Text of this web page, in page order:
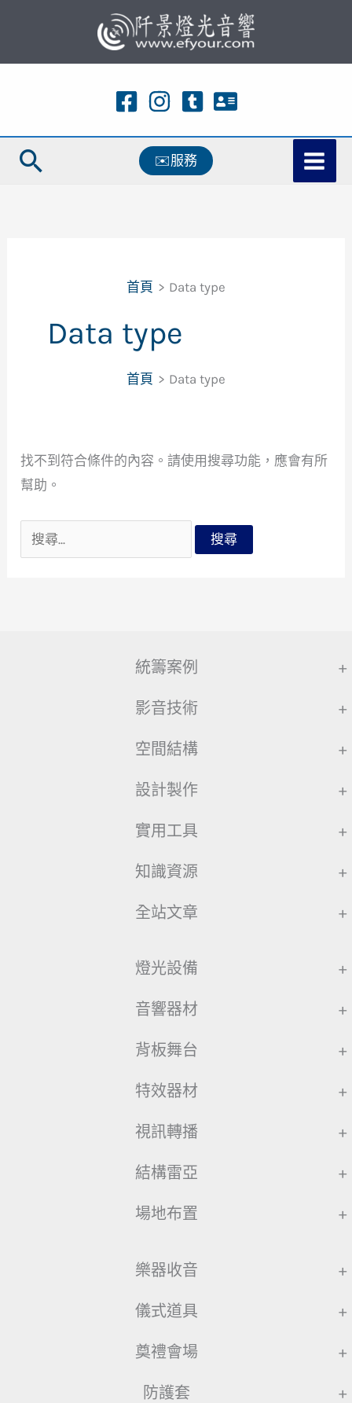
主
容
搜
✉️服務
首頁 Data type
Data type
首頁 Data type
找不到符合條件的內容。請使用搜尋功能，應會有所
幫助。
搜
尋
統籌案例 +
影音技術 +
空間結構 +
設計製作 +
實用工具 +
知識資源 +
全站文章 +
燈光設備 +
音響器材 +
背板舞台 +
特效器材 +
視訊轉播 +
結構雷亞 +
場地布置 +
樂器收音 +
儀式道具 +
奠禮會場 +
防護套 +